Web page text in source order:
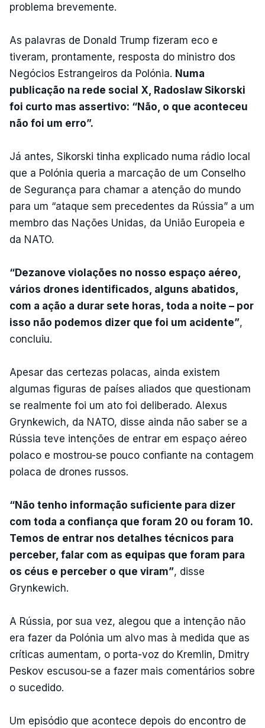
problema brevemente.
As palavras de Donald Trump fizeram eco e
tiveram, prontamente, resposta do ministro dos
Negócios Estrangeiros da Polónia. Numa
publicação na rede social X, Radoslaw Sikorski
foi curto mas assertivo: “Não, o que aconteceu
não foi um erro”.
Já antes, Sikorski tinha explicado numa rádio local
que a Polónia queria a marcação de um Conselho
de Segurança para chamar a atenção do mundo
para um “ataque sem precedentes da Rússia” a um
membro das Nações Unidas, da União Europeia e
da NATO.
“Dezanove violações no nosso espaço aéreo,
vários drones identificados, alguns abatidos,
com a ação a durar sete horas, toda a noite – por
isso não podemos dizer que foi um acidente”,
concluiu.
Apesar das certezas polacas, ainda existem
algumas figuras de países aliados que questionam
se realmente foi um ato foi deliberado. Alexus
Grynkewich, da NATO, disse ainda não saber se a
Rússia teve intenções de entrar em espaço aéreo
polaco e mostrou-se pouco confiante na contagem
polaca de drones russos.
“Não tenho informação suficiente para dizer
com toda a confiança que foram 20 ou foram 10.
Temos de entrar nos detalhes técnicos para
perceber, falar com as equipas que foram para
os céus e perceber o que viram”, disse
Grynkewich.
A Rússia, por sua vez, alegou que a intenção não
era fazer da Polónia um alvo mas à medida que as
críticas aumentam, o porta-voz do Kremlin, Dmitry
Peskov escusou-se a fazer mais comentários sobre
o sucedido.
Um episódio que acontece depois do encontro de